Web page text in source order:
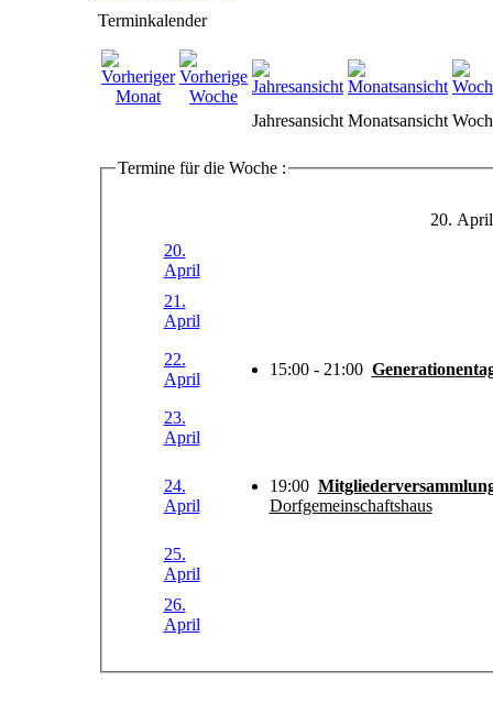
Terminkalender
Jahresansicht Monatsansicht
Termine für die Woche :
20.
20.
April
21.
April
22.
April
15:00 - 21:00
23.
April
24.
April
19:00
Dorfgemeinschaftshaus
25.
April
26.
April